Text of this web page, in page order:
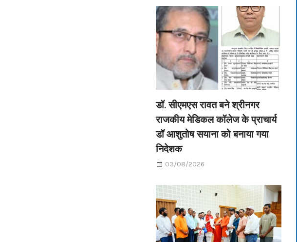
डॉ. सीएमएस रावत बने श्रीनगर
राजकीय मेडिकल कॉलेज के प्राचार्य
डॉ आशुतोष सयाना को बनाया गया
निदेशक
03/08/2026